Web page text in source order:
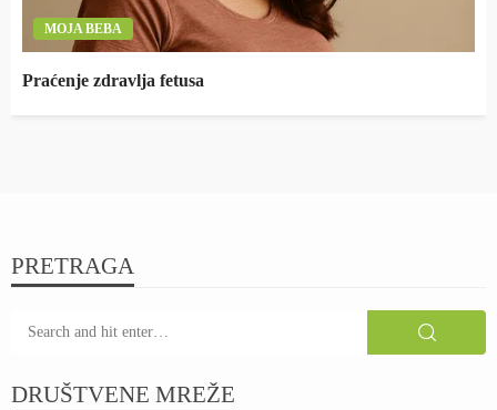
MOJA BEBA
Praćenje zdravlja fetusa
PRETRAGA
DRUŠTVENE MREŽE